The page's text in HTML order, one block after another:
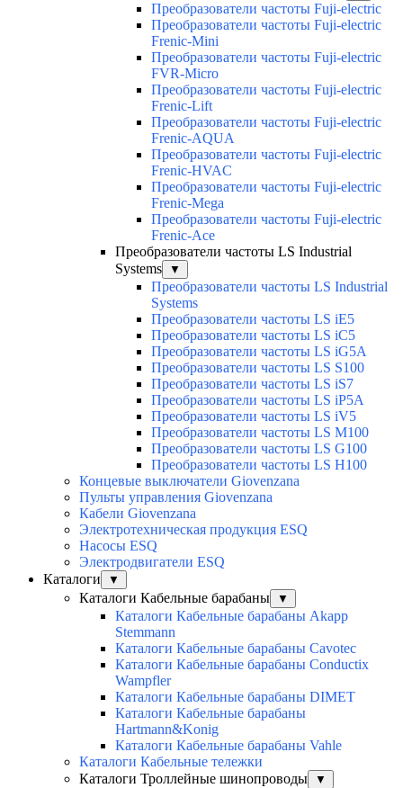
Преобразователи частоты Fuji-electric
Преобразователи частоты Fuji-electric
Frenic-Mini
Преобразователи частоты Fuji-electric
FVR-Micro
Преобразователи частоты Fuji-electric
Frenic-Lift
Преобразователи частоты Fuji-electric
Frenic-AQUA
Преобразователи частоты Fuji-electric
Frenic-HVAC
Преобразователи частоты Fuji-electric
Frenic-Mega
Преобразователи частоты Fuji-electric
Frenic-Ace
Преобразователи частоты LS Industrial
Systems
▼
Преобразователи частоты LS Industrial
Systems
Преобразователи частоты LS iE5
Преобразователи частоты LS iC5
Преобразователи частоты LS iG5A
Преобразователи частоты LS S100
Преобразователи частоты LS iS7
Преобразователи частоты LS iP5A
Преобразователи частоты LS iV5
Преобразователи частоты LS M100
Преобразователи частоты LS G100
Преобразователи частоты LS H100
Концевые выключатели Giovenzana
Пульты управления Giovenzana
Кабели Giovenzana
Электротехническая продукция ESQ
Насосы ESQ
Электродвигатели ESQ
Каталоги
▼
Каталоги Кабельные барабаны ▼
Каталоги Кабельные барабаны Akapp
Stemmann
Каталоги Кабельные барабаны Cavotec
Каталоги Кабельные барабаны Conductix
Wampfler
Каталоги Кабельные барабаны DIMET
Каталоги Кабельные барабаны
Hartmann&Konig
Каталоги Кабельные барабаны Vahle
Каталоги Кабельные тележки
Каталоги Троллейные шинопроводы
▼